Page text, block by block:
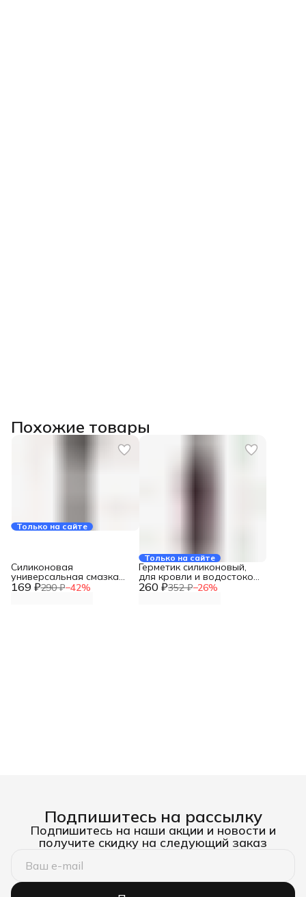
Похожие товары
Только на сайте
169 ₽290 ₽−42%
Силиконовая
универсальная смазка
KUDO 210 мл новинка KU-
Только на сайте
260 ₽352 ₽−26%
Герметик силиконовый,
для кровли и водостоков,
Tytan, 16684, 310 мл,
Подпишитесь на рассылку
Подпишитесь на наши акции и новости и
получите скидку на следующий заказ